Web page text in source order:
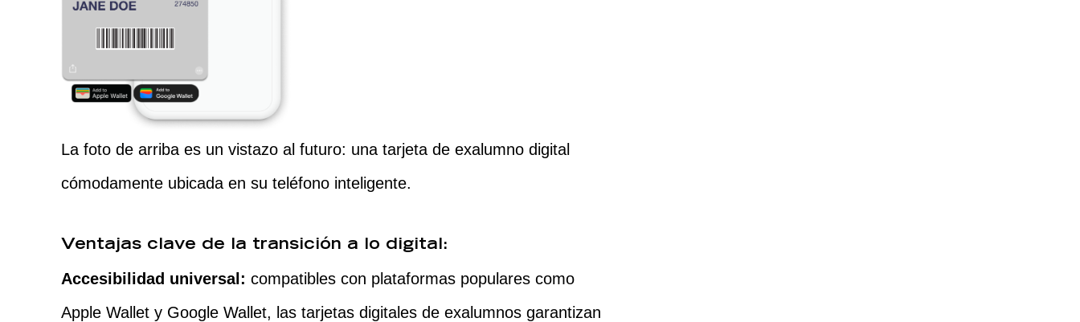
La foto de arriba es un vistazo al futuro: una tarjeta de exalumno digital
cómodamente ubicada en su teléfono inteligente.
Ventajas clave de la transición a lo digital:
Accesibilidad universal: compatibles con plataformas populares como
Apple Wallet y Google Wallet, las tarjetas digitales de exalumnos garantizan